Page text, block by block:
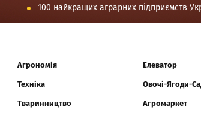
100 найкращих аграрних підприємств
Агрономія
Техніка
Тваринництво
Елеватор
Овочі-Ягоди-
Агромаркет